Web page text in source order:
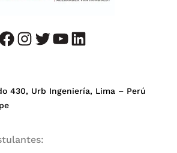
instagram twitter youtube LinkedIn
430, Urb Ingeniería, Lima – Perú